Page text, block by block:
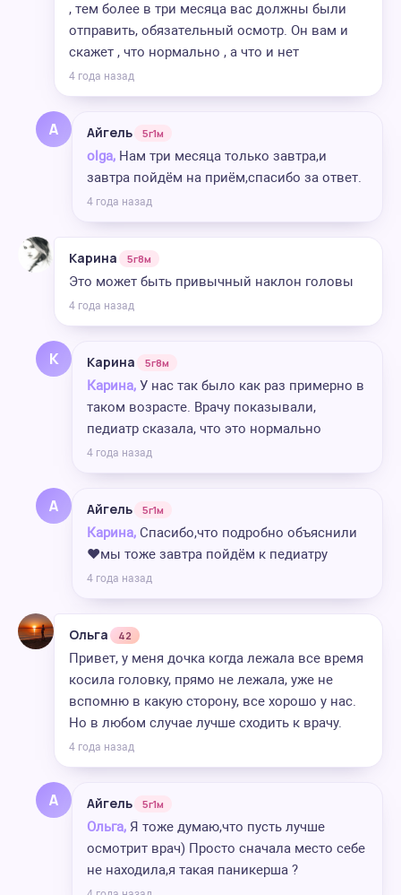
, тем более в три месяца вас должны были
отправить, обязательный осмотр. Он вам и
скажет , что нормально , а что и нет
4 года назад
А Айгель 5г1м
olga, Нам три месяца только завтра,и
завтра пойдём на приём,спасибо за ответ.
4 года назад
Карина 5г8м
Это может быть привычный наклон головы
4 года назад
К Карина 5г8м
Карина, У нас так было как раз примерно в
таком возрасте. Врачу показывали,
педиатр сказала, что это нормально
4 года назад
А Айгель 5г1м
Карина, Спасибо,что подробно объяснили
❤️мы тоже завтра пойдём к педиатру
4 года назад
Ольга 42
Привет, у меня дочка когда лежала все время
косила головку, прямо не лежала, уже не
вспомню в какую сторону, все хорошо у нас.
Но в любом случае лучше сходить к врачу.
4 года назад
А Айгель 5г1м
Ольга, Я тоже думаю,что пусть лучше
осмотрит врач) Просто сначала место себе
не находила,я такая паникерша ?